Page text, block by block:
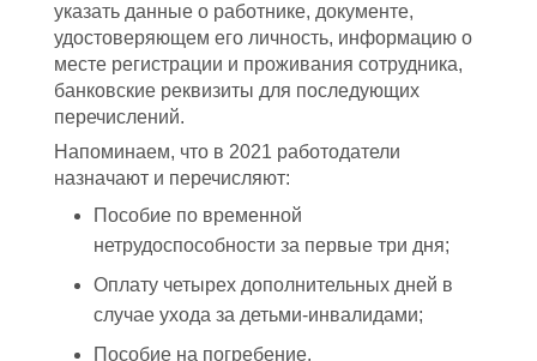
указать данные о работнике, документе,
удостоверяющем его личность, информацию о
месте регистрации и проживания сотрудника,
банковские реквизиты для последующих
перечислений.
Напоминаем, что в 2021 работодатели
назначают и перечисляют:
Пособие по временной
нетрудоспособности за первые три дня;
Оплату четырех дополнительных дней в
случае ухода за детьми-инвалидами;
Пособие на погребение.